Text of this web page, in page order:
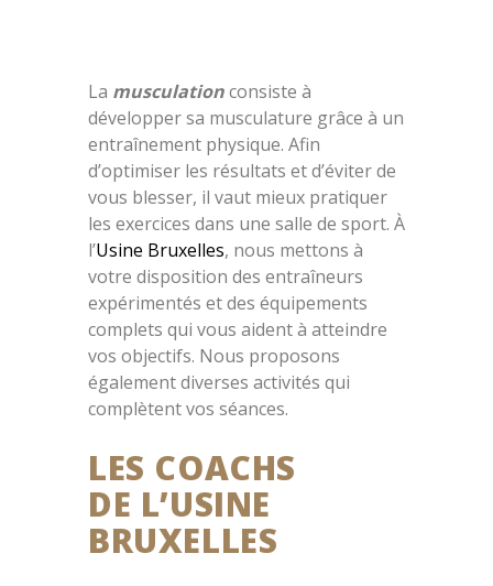
La musculationconsiste à
développer sa musculature grâce à un
entraînement physique. Afin
d’optimiser les résultats et d’éviter de
vous blesser, il vaut mieux pratiquer
les exercices dans une salle de sport. À
l’Usine Bruxelles, nous mettons à
votre disposition des entraîneurs
expérimentés et des équipements
complets qui vous aident à atteindre
vos objectifs. Nous proposons
également diverses activités qui
complètent vos séances.
LES COACHS
DE L’USINE
BRUXELLES